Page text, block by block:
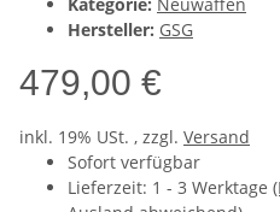
Hersteller: GSG
479,00 €
inkl. 19% USt. , zzgl. Versand
Sofort verfügbar
Lieferzeit: 1 - 3 Werktage